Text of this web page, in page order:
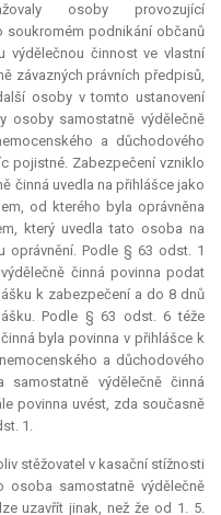
osoby provozující
podnikání občanů
výdělečnou činnost ve vlastní
závazných právních předpisů,
osoby v tomto ustanovení
osoby samostatně výdělečně
a důchodového
pojistné. Zabezpečení vzniklo
činná uvedla na přihlášce jako
od kterého byla oprávněna
který uvedla tato osoba na
oprávnění. Podle § 63 odst. 1
činná povinna podat
k zabezpečení a do 8 dnů
Podle § 63 odst. 6 téže
byla povinna v přihlášce k
a důchodového
výdělečně činná
povinna uvést, zda současně
1.
stěžovatel v kasační stížnosti
samostatně výdělečně
uzavřít jinak, než že od 1. 5.